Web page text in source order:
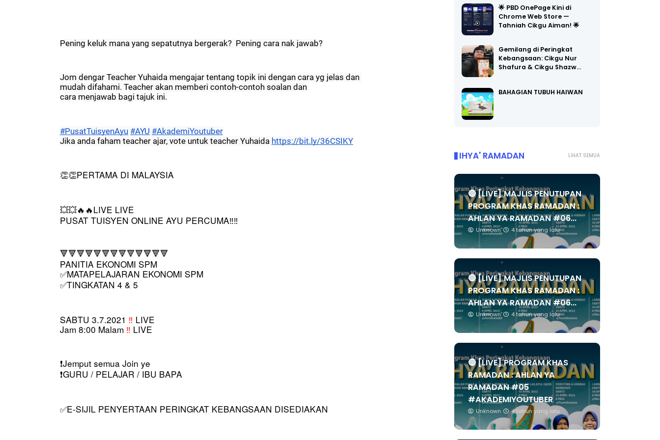
Pening keluk mana yang sepatutnya bergerak?  Pening cara nak jawab?
Jom dengar Teacher Yuhaida mengajar tentang topik ini dengan cara yg jelas dan
mudah difahami. Teacher akan memberi contoh-contoh soalan dan
cara menjawab bagi tajuk ini.
#PusatTuisyenAyu​​​​​​​​ #AYU​​​​​​​​ #AkademiYoutuber​​​​​​​​
Jika anda faham teacher ajar, vote untuk teacher Yuhaida https://bit.ly/36CSIKY​​​​​​​
👏👏PERTAMA DI MALAYSIA
💥💥🔥🔥 LIVE LIVE
PUSAT TUISYEN ONLINE AYU PERCUMA‼️‼️
🔻🔻🔻🔻🔻🔻🔻🔻🔻🔻🔻🔻🔻
PANITIA EKONOMI SPM
✅MATAPELAJARAN EKONOMI SPM
✅TINGKATAN 4 & 5
SABTU 3.7.2021 ‼️ LIVE
Jam 8:00 Malam ‼️ LIVE
❗️Jemput semua Join ye
❗️GURU / PELAJAR / IBU BAPA
✅E-SIJIL PENYERTAAN PERINGKAT KEBANGSAAN DISEDIAKAN
🌟 PBD OnePage Kini di
Chrome Web Store —
Tahniah Cikgu Aiman! 🌟
Gemilang di Peringkat
Kebangsaan: Cikgu Nur
Shafura & Cikgu Shazw…
BAHAGIAN TUBUH HAIWAN
LIHAT SEMUA
IHYA' RAMADAN
🔴 [LIVE] MAJLIS PENUTUPAN
PROGRAM KHAS RAMADAN :
AHLAN YA RAMADAN #06...
Unknown 4 tahun yang lalu
🔴 [LIVE] MAJLIS PENUTUPAN
PROGRAM KHAS RAMADAN :
AHLAN YA RAMADAN #06...
Unknown 4 tahun yang lalu
🔴 [LIVE] PROGRAM KHAS
RAMADAN : AHLAN YA
RAMADAN #05
#AKADEMIYOUTUBER
Unknown 4 tahun yang lalu